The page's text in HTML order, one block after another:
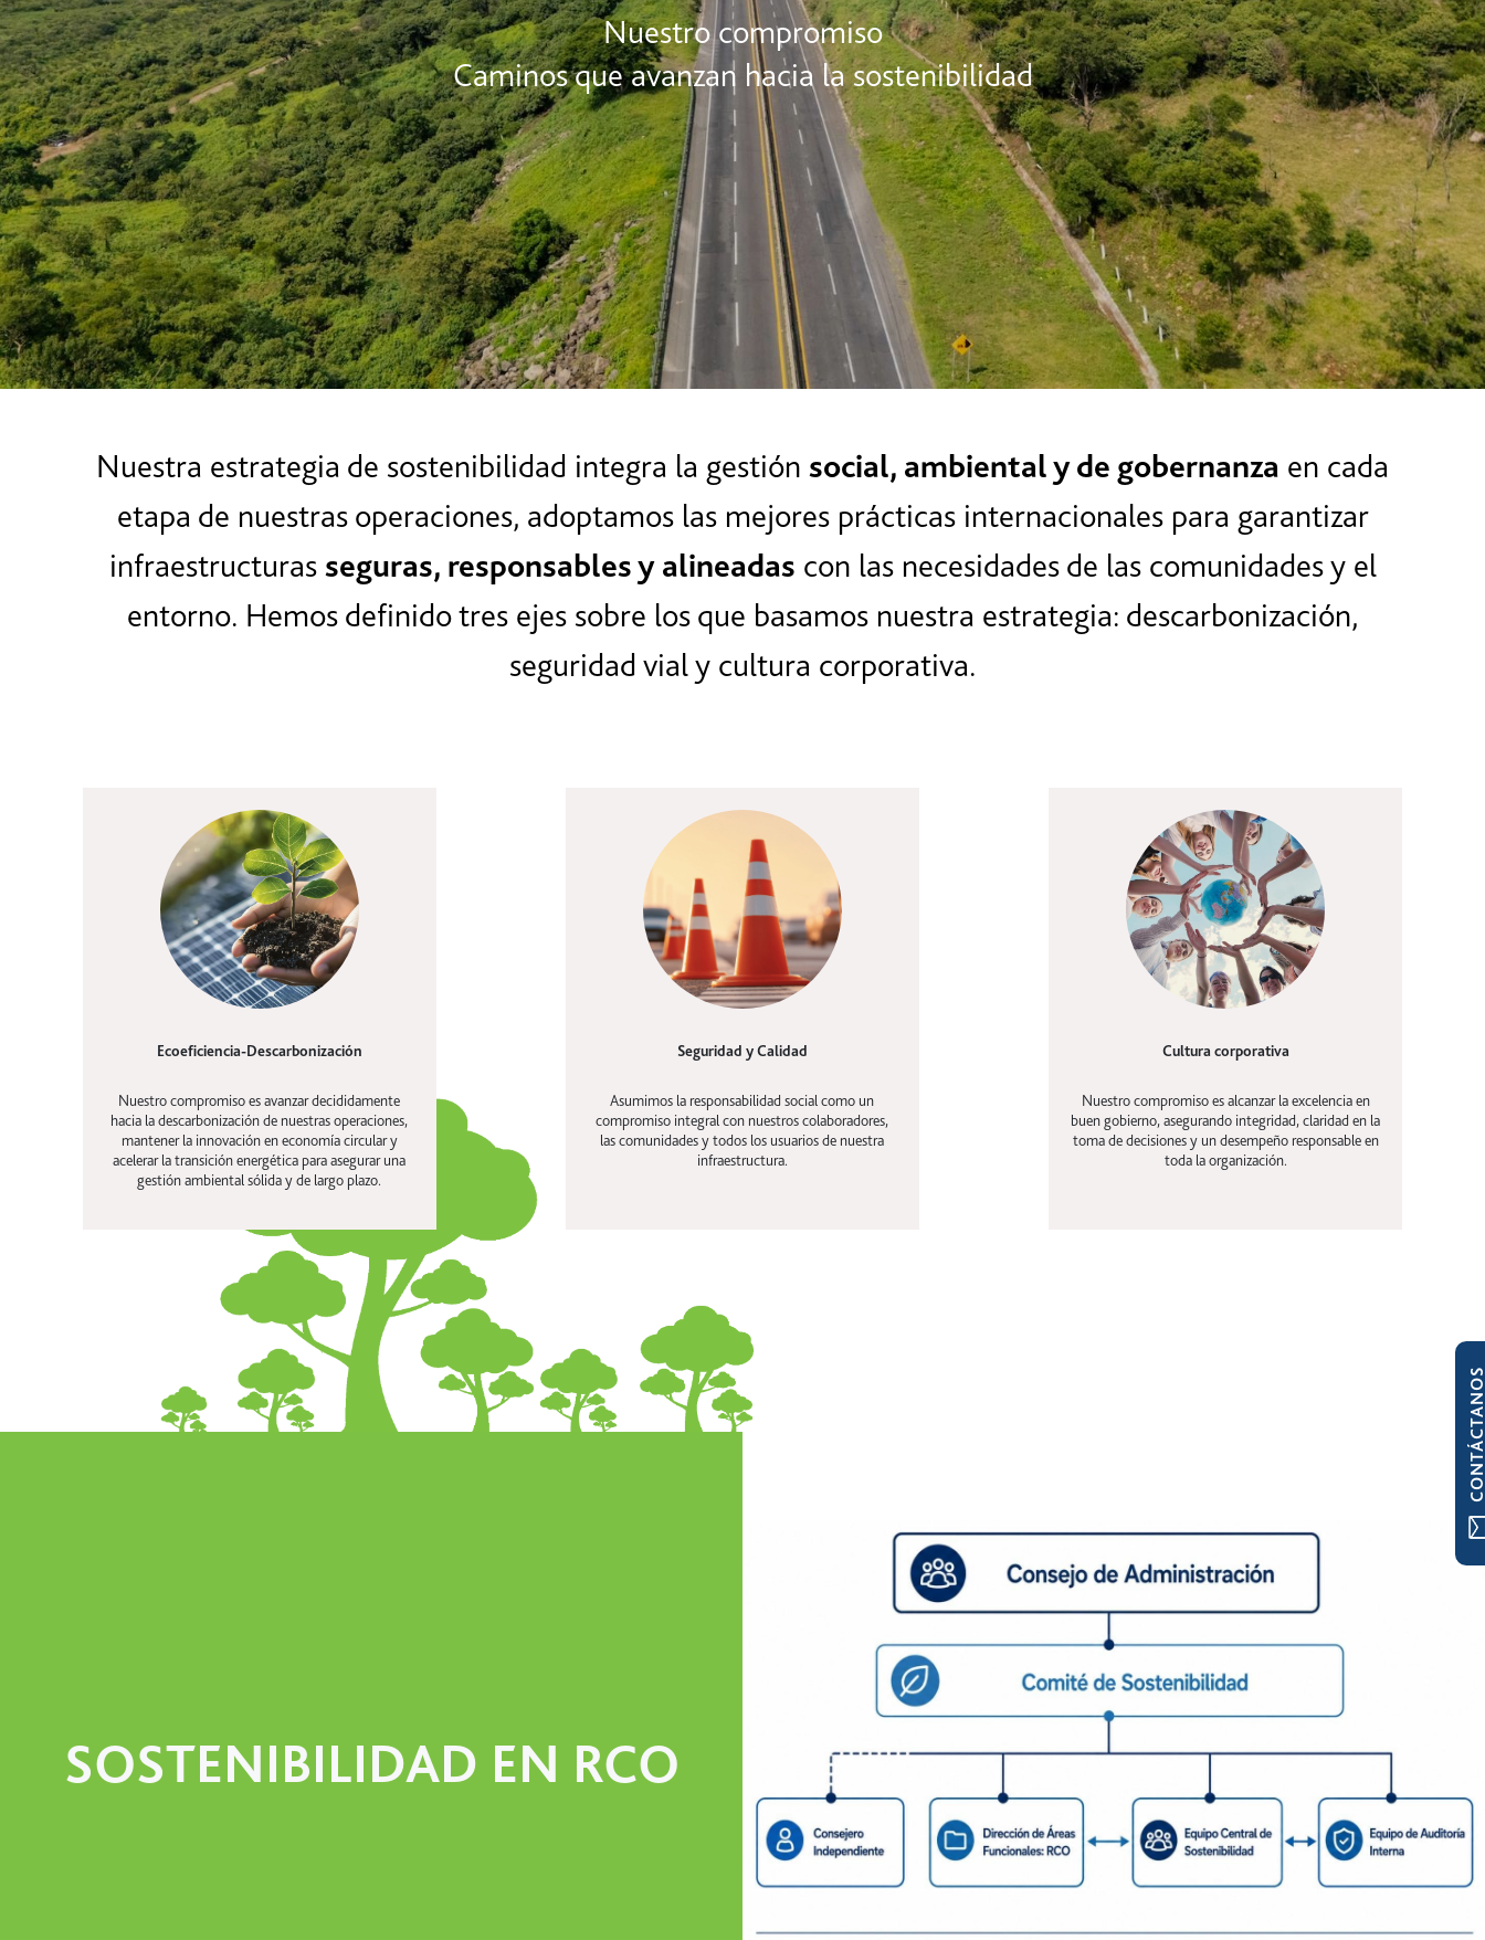
Nuestro compromiso
Caminos que avanzan hacia la sostenibilidad
Nuestra estrategia de sostenibilidad integra la gestión social, ambiental y de gobernanza en cada
etapa de nuestras operaciones, adoptamos las mejores prácticas internacionales para garantizar
infraestructuras seguras, responsables y alineadas con las necesidades de las comunidades y el
entorno. Hemos definido tres ejes sobre los que basamos nuestra estrategia: descarbonización,
seguridad vial y cultura corporativa.
Descarbonización
Ecoeficiencia-Descarbonización
Nuestro compromiso es avanzar decididamente
hacia la descarbonización de nuestras operaciones,
mantener la innovación en economía circular y
acelerar la transición energética para asegurar una
gestión ambiental sólida y de largo plazo.
Seguridad y Calidad
Asumimos la responsabilidad social como un
compromiso integral con nuestros colaboradores,
las comunidades y todos los usuarios de nuestra
infraestructura.
Cultura corporativo
Cultura corporativa
Nuestro compromiso es alcanzar la excelencia en
buen gobierno, asegurando integridad, claridad en la
toma de decisiones y un desempeño responsable en
toda la organización.
SOSTENIBILIDAD EN RCO